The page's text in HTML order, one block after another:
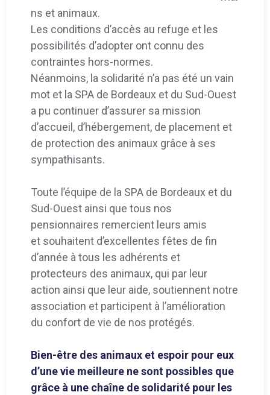
ns et animaux.
Les conditions d’accès au refuge et les
possibilités d’adopter ont connu des
contraintes hors-normes.
Néanmoins, la solidarité n’a pas été un vain
mot et la SPA de Bordeaux et du Sud-Ouest
a pu continuer d’assurer sa mission
d’accueil, d’hébergement, de placement et
de protection des animaux grâce à ses
sympathisants.
Toute l’équipe de la SPA de Bordeaux et du
Sud-Ouest ainsi que tous nos
pensionnaires remercient leurs amis
et souhaitent d’excellentes fêtes de fin
d’année à tous les adhérents et
protecteurs des animaux, qui par leur
action ainsi que leur aide, soutiennent notre
association et participent à l’amélioration
du confort de vie de nos protégés.
Bien-être des animaux et espoir pour eux
d’une vie meilleure ne sont possibles que
grâce à une chaîne de solidarité pour les